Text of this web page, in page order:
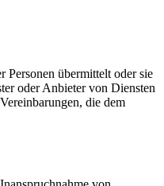
Personen übermittelt oder sie
oder Anbieter von Diensten
die dem